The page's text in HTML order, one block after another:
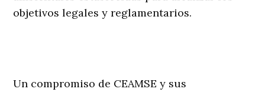
objetivos legales y reglamentarios.
Un compromiso de CEAMSE y sus